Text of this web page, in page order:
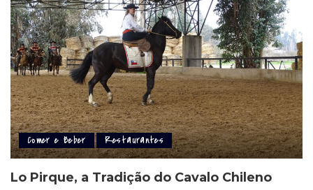
Comer e Beber Restaurantes
Lo Pirque, a Tradição do Cavalo Chileno